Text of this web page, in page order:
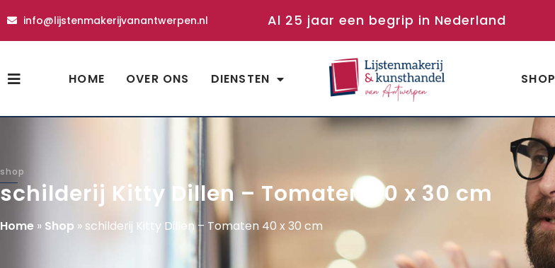
info@lijstenmakerijvanantwerpen.nl Al 25 jaar een begrip in Nederland
HOME OVER ONS DIENSTEN SHOP
shop
schilderij Kitty Dillen – Tomaten 40 x 30 cm
Home » Shop » schilderij Kitty Dillen – Tomaten 40 x 30 cm